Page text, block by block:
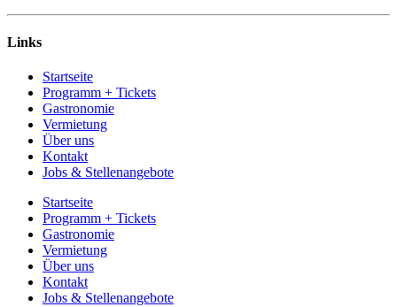
Links
Startseite
Programm + Tickets
Gastronomie
Vermietung
Über uns
Kontakt
Jobs & Stellenangebote
Startseite
Programm + Tickets
Gastronomie
Vermietung
Über uns
Kontakt
Jobs & Stellenangebote